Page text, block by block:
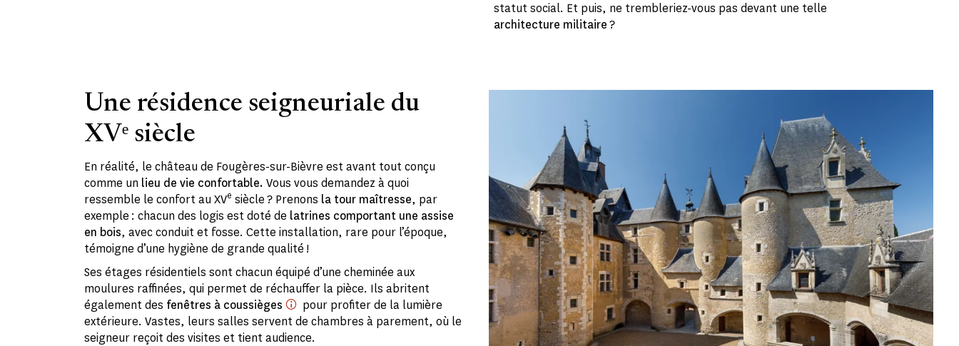
statut social. Et puis, ne trembleriez-vous pas devant une telle
architecture militaire?
Une résidence seigneuriale du
XVᵉ siècle
En réalité, le château de Fougères-sur-Bièvre est avant tout conçu
comme un lieu de vie confortable. Vous vous demandez à quoi
ressemble le confort au XVe siècle ? Prenons la tour maîtresse, par
exemple : chacun des logis est doté de latrines comportant une assise
en bois, avec conduit et fosse. Cette installation, rare pour l’époque,
témoigne d’une hygiène de grande qualité !
Ses étages résidentiels sont chacun équipé d’une cheminée aux
moulures raffinées, qui permet de réchauffer la pièce. Ils abritent
également des fenêtres à coussièges
pour profiter de la lumière
extérieure. Vastes, leurs salles servent de chambres à parement, où le
seigneur reçoit des visites et tient audience.